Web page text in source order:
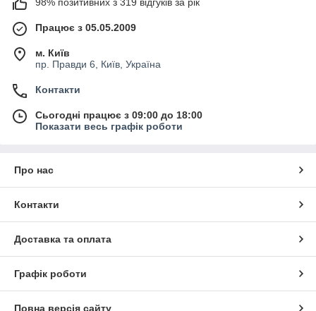
Працює з 05.05.2009
м. Київ
пр. Правди 6, Київ, Україна
Контакти
Сьогодні працює з 09:00 до 18:00
Показати весь графік роботи
Про нас
Контакти
Доставка та оплата
Графік роботи
Повна версія сайту